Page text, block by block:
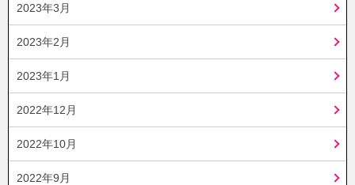
2023年3月
2023年2月
2023年1月
2022年12月
2022年10月
2022年9月